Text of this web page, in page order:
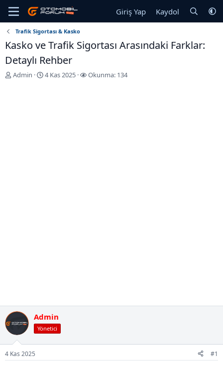
Giriş Yap Kaydol
Trafik Sigortası & Kasko
Kasko ve Trafik Sigortası Arasındaki Farklar:
Detaylı Rehber
K
Admin
B
4 Kas 2025 Okunma: 134
Admin
Yönetici
4 Kas 2025 #1